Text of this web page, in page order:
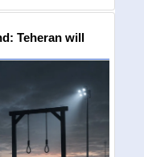
Teheran will